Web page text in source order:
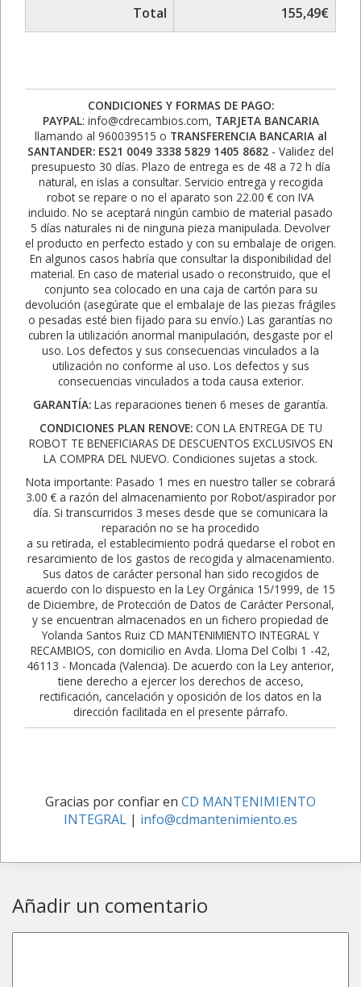
Total
155,49€
CONDICIONES Y FORMAS DE PAGO:
PAYPAL: info@cdrecambios.com, TARJETA BANCARIA
llamando al 960039515 o TRANSFERENCIA BANCARIA al
SANTANDER: ES21 0049 3338 5829 1405 8682 - Validez del
presupuesto 30 días. Plazo de entrega es de 48 a 72 h día
natural, en islas a consultar. Servicio entrega y recogida
robot se repare o no el aparato son 22.00 € con IVA
incluido. No se aceptará ningún cambio de material pasado
5 días naturales ni de ninguna pieza manipulada. Devolver
el producto en perfecto estado y con su embalaje de origen.
En algunos casos habría que consultar la disponibilidad del
material. En caso de material usado o reconstruido, que el
conjunto sea colocado en una caja de cartón para su
devolución (asegúrate que el embalaje de las piezas frágiles
o pesadas esté bien fijado para su envío.) Las garantías no
cubren la utilización anormal manipulación, desgaste por el
uso. Los defectos y sus consecuencias vinculados a la
utilización no conforme al uso. Los defectos y sus
consecuencias vinculados a toda causa exterior.
GARANTÍA: Las reparaciones tienen 6 meses de garantía.
CONDICIONES PLAN RENOVE:CON LA ENTREGA DE TU
ROBOT TE BENEFICIARAS DE DESCUENTOS EXCLUSIVOS EN
LA COMPRA DEL NUEVO. Condiciones sujetas a stock.
Nota importante: Pasado 1 mes en nuestro taller se cobrará
3.00 € a razón del almacenamiento por Robot/aspirador por
día. Si transcurridos 3 meses desde que se comunicara la
reparación no se ha procedido
a su retirada, el establecimiento podrá quedarse el robot en
resarcimiento de los gastos de recogida y almacenamiento.
Sus datos de carácter personal han sido recogidos de
acuerdo con lo dispuesto en la Ley Orgánica 15/1999, de 15
de Diciembre, de Protección de Datos de Carácter Personal,
y se encuentran almacenados en un fichero propiedad de
Yolanda Santos Ruiz CD MANTENIMIENTO INTEGRAL Y
RECAMBIOS, con domicilio en Avda. Lloma Del Colbi 1 -42,
46113 - Moncada (Valencia). De acuerdo con la Ley anterior,
tiene derecho a ejercer los derechos de acceso,
rectificación, cancelación y oposición de los datos en la
dirección facilitada en el presente párrafo.
Gracias por confiar en CD MANTENIMIENTO
INTEGRAL | info@cdmantenimiento.es
Añadir un comentario